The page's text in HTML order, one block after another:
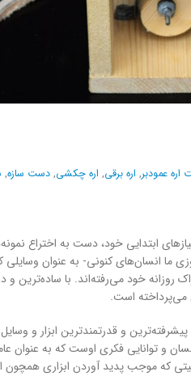
عمودبر, اره برقی, اره چکشی, دست سازه,
ابتدایی خود، دست به اختراع
ما انسان‌های کنونی- به عنوان وسایلی
روزانه خود می‌رفته‌اند. با
می‌پرداخته است.
پیشرفته‌ترین و قدرتمندترین ابزار و
و توانایی فکری اوست که به عنوان
که موجب پدید آوردن ابزاری